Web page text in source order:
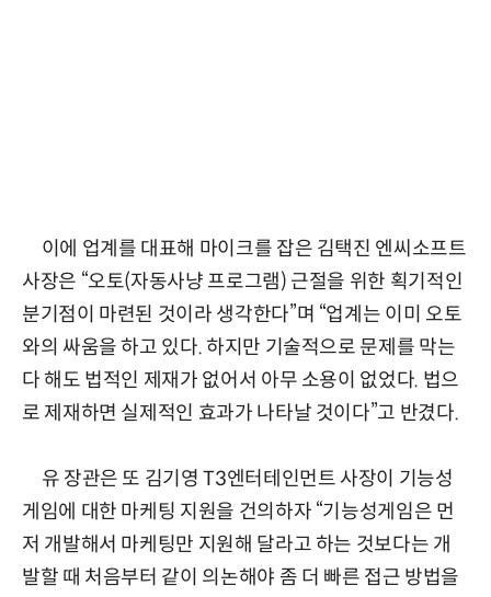
이에 업계를 대표해 마이크를 잡은 김택진 엔씨소프트
사장은 “오토(자동사냥 프로그램) 근절을 위한 획기적인
분기점이 마련된 것이라 생각한다”며 “업계는 이미 오토
와의 싸움을 하고 있다. 하지만 기술적으로 문제를 막는
다 해도 법적인 제재가 없어서 아무 소용이 없었다. 법으
로 제재하면 실제적인 효과가 나타날 것이다”고 반겼다.
유 장관은 또 김기영 T3엔터테인먼트 사장이 기능성
게임에 대한 마케팅 지원을 건의하자 “기능성게임은 먼
저 개발해서 마케팅만 지원해 달라고 하는 것보다는 개
발할 때 처음부터 같이 의논해야 좀 더 빠른 접근 방법을